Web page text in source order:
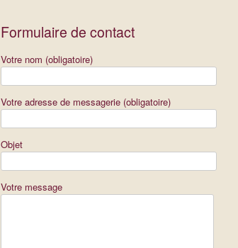
Formulaire de contact
Votre nom (obligatoire)
Votre adresse de messagerie (obligatoire)
Objet
Votre message